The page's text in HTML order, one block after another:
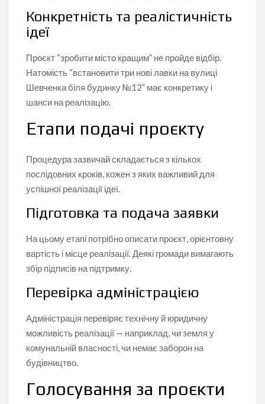
Конкретність та реалістичність
ідеї
Проєкт “зробити місто кращим” не пройде відбір.
Натомість “встановити три нові лавки на вулиці
Шевченка біля будинку №12” має конкретику і
шанси на реалізацію.
Етапи подачі проєкту
Процедура зазвичай складається з кількох
послідовних кроків, кожен з яких важливий для
успішної реалізації ідеї.
Підготовка та подача заявки
На цьому етапі потрібно описати проєкт, орієнтовну
вартість і місце реалізації. Деякі громади вимагають
збір підписів на підтримку.
Перевірка адміністрацією
Адміністрація перевіряє технічну й юридичну
можливість реалізації — наприклад, чи земля у
комунальній власності, чи немає заборон на
будівництво.
Голосування за проєкти